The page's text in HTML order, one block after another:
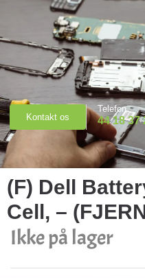
Kontakt os
Telefon
44 18 37
(F) Dell
Cell, –
Ikke på lager